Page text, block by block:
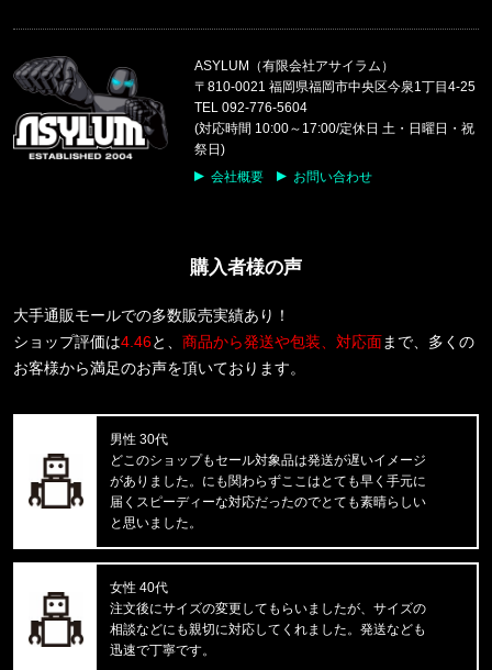
ASYLUM（有限会社アサイラム）
〒810-0021 福岡県福岡市中央区今泉1丁目4-25
TEL 092-776-5604
(対応時間 10:00～17:00/定休日 土・日曜日・祝
祭日)
会社概要
お問い合わせ
BIG MARK COTTON TEE rvbs0
福岡県のお客様ご注文ありがとうございます。
47 Brand/フォーティーセブンブランド
ヤンキース キャップ '47 MVP ホ
東京都のお客様ご注文ありがとうございます。
東京都のお客様ご注文ありがとうございます。
rvddw FIGHT SHORTS rvbs05
東京都のお客様ご注文ありがとうございます。
THE NORTH FACE/ノースフェイス
東京都のお客様ご注文ありがとうございます。
CARGO DRAWCORD PANTS CAMO
東京都のお客様ご注文ありがとうございます。
FIRST DOWN/ファーストダウン
SWEAT CARGO SHORTS F12103
東京都のお客様ご注文ありがとうございます。
CALVIN KLEIN/カルバンクライン
購入者様の声
大手通販モールでの多数販売実績あり！
ショップ評価は4.46と、 商品から発送や包装、対応面まで、多くの
お客様から満足のお声を頂いております。
男性 30代
どこのショップもセール対象品は発送が遅いイメージ
がありました。にも関わらずここはとても早く手元に
届くスピーディーな対応だったのでとても素晴らしい
と思いました。
女性 40代
注文後にサイズの変更してもらいましたが、サイズの
相談などにも親切に対応してくれました。発送なども
迅速で丁寧です。